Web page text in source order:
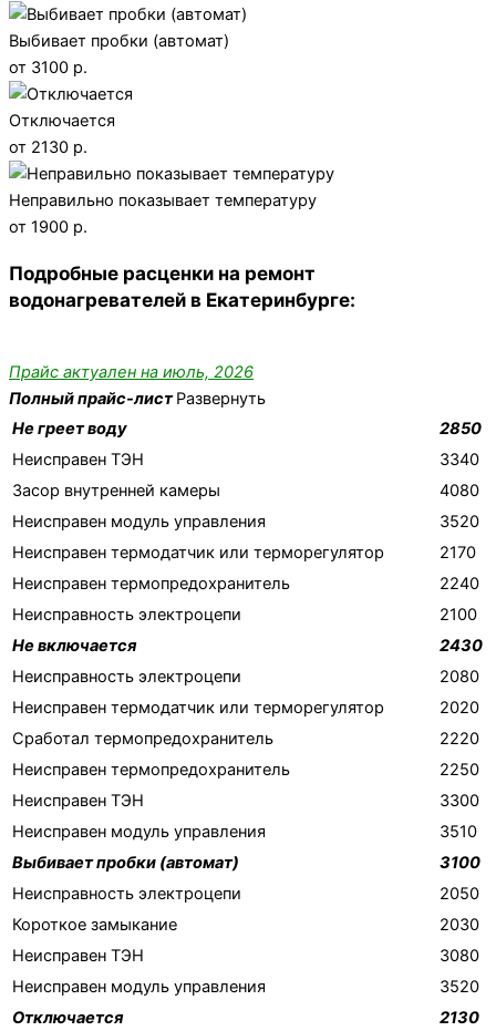
Выбивает пробки (автомат)
от 3100 р.
Отключается
от 2130 р.
Неправильно показывает температуру
от 1900 р.
Подробные расценки на ремонт
водонагревателей в Екатеринбурге:
Прайс актуален на июль, 2026
Полный прайс-листРазвернуть
Не греет воду
2850
Неисправен ТЭН
3340
Засор внутренней камеры
4080
Неисправен модуль управления
3520
Неисправен термодатчик или терморегулятор
2170
Неисправен термопредохранитель
2240
Неисправность электроцепи
2100
Не включается
2430
Неисправность электроцепи
2080
Неисправен термодатчик или терморегулятор
2020
Сработал термопредохранитель
2220
Неисправен термопредохранитель
2250
Неисправен ТЭН
3300
Неисправен модуль управления
3510
Выбивает пробки (автомат)
3100
Неисправность электроцепи
2050
Короткое замыкание
2030
Неисправен ТЭН
3080
Неисправен модуль управления
3520
Отключается
2130